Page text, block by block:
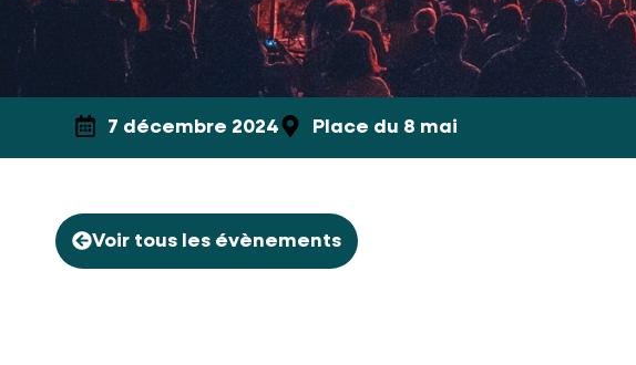
7 décembre 2024 Place du 8 mai
Voir tous les évènements